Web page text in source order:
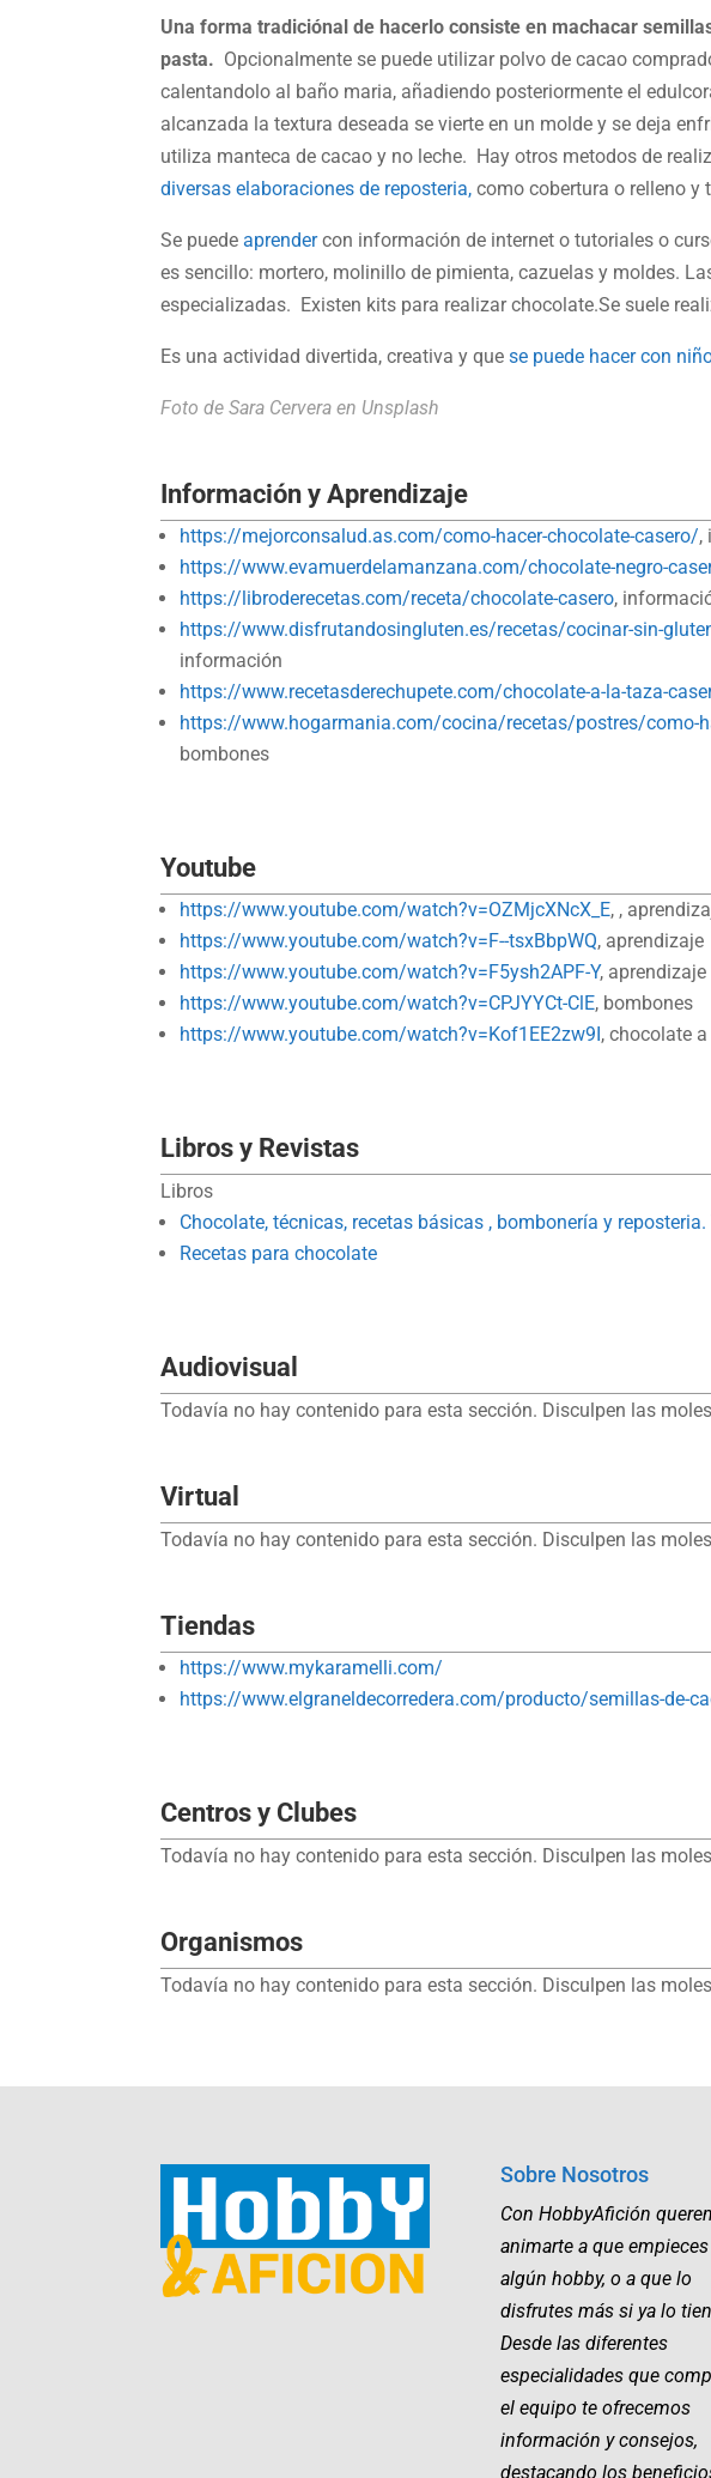
Una forma tradiciónal de hacerlo consiste en machacar
pasta. Opcionalmente se puede utilizar polvo de cacao
calentandolo al baño maria, añadiendo posteriormente el
alcanzada la textura deseada se vierte en un molde y se deja
utiliza manteca de cacao y no leche. Hay otros metodos de
diversas elaboraciones de reposteria, como cobertura o relleno y
Se puedeaprendercon información de internet o tutoriales o
es sencillo: mortero, molinillo de pimienta, cazuelas y moldes.
especializadas. Existen kits para realizar chocolate.Se suele
Es una actividad divertida, creativa y que se puede hacer con
Foto deSara Cervera en Unsplash
Información y Aprendizaje
https://mejorconsalud.as.com/como-hacer-chocolate-casero/,
https://www.evamuerdelamanzana.com/chocolate-negro-
https://libroderecetas.com/receta/chocolate-casero,
https://www.disfrutandosingluten.es/recetas/cocinar-sin-
información
https://www.recetasderechupete.com/chocolate-a-la-taza-
https://www.hogarmania.com/cocina/recetas/postres/como-
bombones
Youtube
https://www.youtube.com/watch?v=OZMjcXNcX_E, ,
https://www.youtube.com/watch?v=F--tsxBbpWQ, aprendizaje
https://www.youtube.com/watch?v=F5ysh2APF-Y, aprendizaje
https://www.youtube.com/watch?v=CPJYYCt-ClE, bombones
https://www.youtube.com/watch?v=Kof1EE2zw9I, chocolate
Libros y Revistas
Libros
Chocolate, técnicas, recetas básicas , bombonería y
Recetas para chocolate
Audiovisual
Todavía no hay contenido para esta sección. Disculpen las
Virtual
Todavía no hay contenido para esta sección. Disculpen las
Tiendas
https://www.mykaramelli.com/
https://www.elgraneldecorredera.com/producto/semillas-de-
Centros y Clubes
Todavía no hay contenido para esta sección. Disculpen las
Organismos
Todavía no hay contenido para esta sección. Disculpen las
Sobre Nosotros
Con HobbyAfición
animarte a que
algún hobby, o a que lo
disfrutes más si ya lo
Desde las diferentes
especialidades que
el equipo te ofrecemos
información y consejos,
destacando los